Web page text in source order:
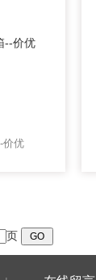
价优
页